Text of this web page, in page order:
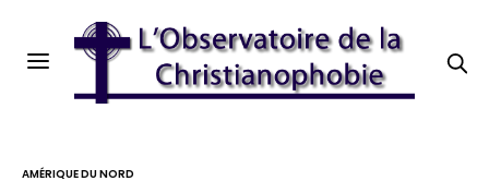
AMÉRIQUE DU NORD